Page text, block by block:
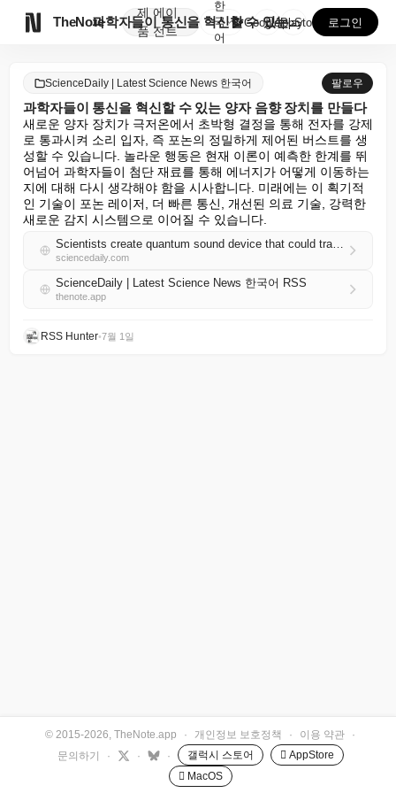
TheNote
제
품
에이
전트
과학자들이 통신을 혁신할 수 있는 양자 음향 장치를 만...
한
국
어
GooglePlay
AppStore 로그인
ScienceDaily | Latest Science News 한국어 팔로우
과학자들이 통신을 혁신할 수 있는 양자 음향 장치를 만들다
새로운 양자 장치가 극저온에서 초박형 결정을 통해 전자를 강제
로 통과시켜 소리 입자, 즉 포논의 정밀하게 제어된 버스트를 생
성할 수 있습니다. 놀라운 행동은 현재 이론이 예측한 한계를 뛰
어넘어 과학자들이 첨단 재료를 통해 에너지가 어떻게 이동하는
지에 대해 다시 생각해야 함을 시사합니다. 미래에는 이 획기적
인 기술이 포논 레이저, 더 빠른 통신, 개선된 의료 기술, 강력한
새로운 감지 시스템으로 이어질 수 있습니다.
Scientists create quantum sound device that could transform communications
sciencedaily.com
ScienceDaily | Latest Science News 한국어 RSS
thenote.app
RSS Hunter•7월 1일
© 2015-2026, TheNote.app · 개인정보 보호정책 · 이용 약관
·
문의하기
· · · 갤럭시 스토어
 AppStore
 MacOS